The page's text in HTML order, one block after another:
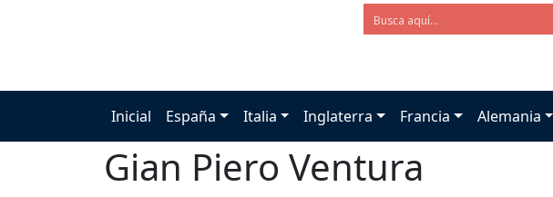
Inicial España Italia Inglaterra Francia Alemania
Gian Piero Ventura